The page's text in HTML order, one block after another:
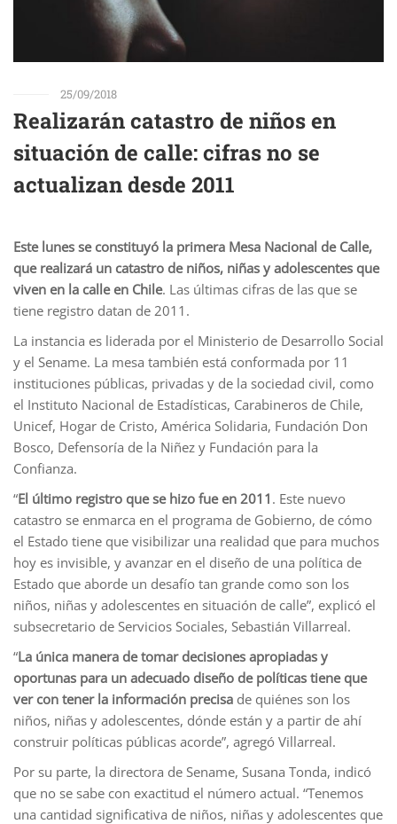
25/09/2018
Realizarán catastro de niños en
situación de calle: cifras no se
actualizan desde 2011
Este lunes se constituyó la primera Mesa Nacional de Calle,
que realizará un catastro de niños, niñas y adolescentes que
viven en la calle en Chile. Las últimas cifras de las que se
tiene registro datan de 2011.
La instancia es liderada por el Ministerio de Desarrollo Social
y el Sename. La mesa también está conformada por 11
instituciones públicas, privadas y de la sociedad civil, como
el Instituto Nacional de Estadísticas, Carabineros de Chile,
Unicef, Hogar de Cristo, América Solidaria, Fundación Don
Bosco, Defensoría de la Niñez y Fundación para la
Confianza.
“El último registro que se hizo fue en 2011 . Este nuevo
catastro se enmarca en el programa de Gobierno, de cómo
el Estado tiene que visibilizar una realidad que para muchos
hoy es invisible, y avanzar en el diseño de una política de
Estado que aborde un desafío tan grande como son los
niños, niñas y adolescentes en situación de calle”, explicó el
subsecretario de Servicios Sociales, Sebastián Villarreal.
“La única manera de tomar decisiones apropiadas y
oportunas para un adecuado diseño de políticas tiene que
ver con tener la información precisa de quiénes son los
niños, niñas y adolescentes, dónde están y a partir de ahí
construir políticas públicas acorde”, agregó Villarreal.
Por su parte, la directora de Sename, Susana Tonda, indicó
que no se sabe con exactitud el número actual. “Tenemos
una cantidad significativa de niños, niñas y adolescentes que